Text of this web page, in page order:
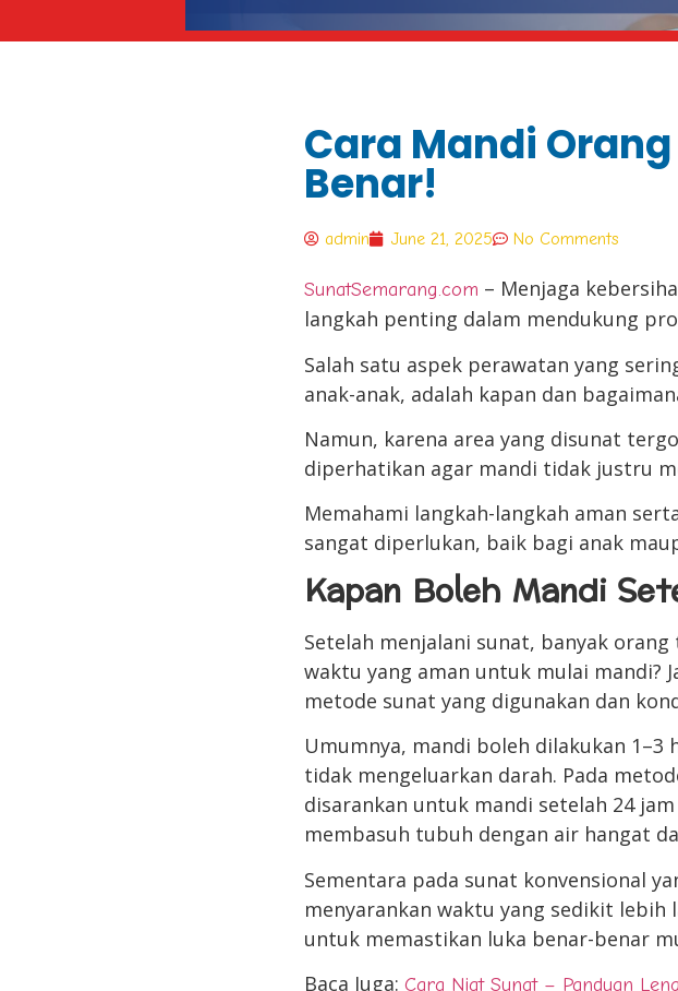
Cara Mandi
Benar!
admin June 21, 2025 No Comments
SunatSemarang.com – Menjaga
langkah penting dalam mendukung
Salah satu aspek perawatan yang
anak-anak, adalah kapan dan
Namun, karena area yang disunat
diperhatikan agar mandi tidak justru
Memahami langkah-langkah aman
sangat diperlukan, baik bagi anak
Kapan Boleh Mandi
Setelah menjalani sunat, banyak
waktu yang aman untuk mulai mandi?
metode sunat yang digunakan dan
Umumnya, mandi boleh dilakukan
tidak mengeluarkan darah. Pada
disarankan untuk mandi setelah 24
membasuh tubuh dengan air hangat
Sementara pada sunat konvensional
menyarankan waktu yang sedikit
untuk memastikan luka benar-benar
Baca Juga: Cara Niat Sunat – Panduan